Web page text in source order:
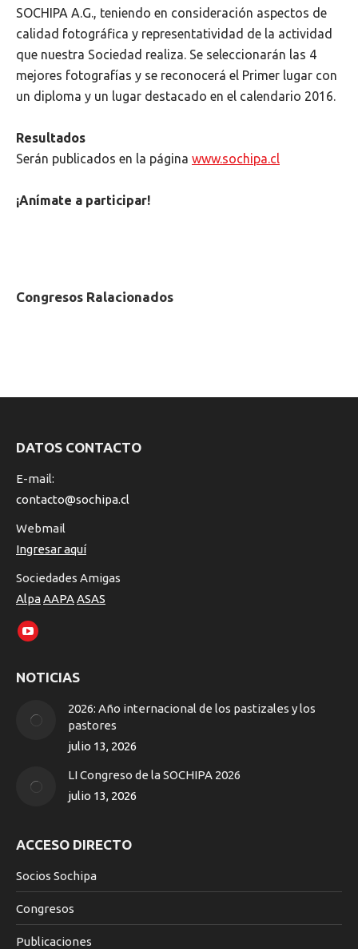
SOCHIPA A.G., teniendo en consideración aspectos de
calidad fotográfica y representatividad de la actividad
que nuestra Sociedad realiza. Se seleccionarán las 4
mejores fotografías y se reconocerá el Primer lugar con
un diploma y un lugar destacado en el calendario 2016.
Resultados
Serán publicados en la página www.sochipa.cl
¡Anímate a participar!
NAVEGACIÓN
Congresos Ralacionados
DATOS CONTACTO
E-mail:
contacto@sochipa.cl
Webmail
Ingresar aquí
Sociedades Amigas
AlpaAAPAASAS
Encuéntranos en:
YouTube
opens
new
window
NOTICIAS
2026: Año internacional de los pastizales y los
pastores
julio 13, 2026
LI Congreso de la SOCHIPA 2026
julio 13, 2026
ACCESO DIRECTO
Socios Sochipa
Congresos
Publicaciones